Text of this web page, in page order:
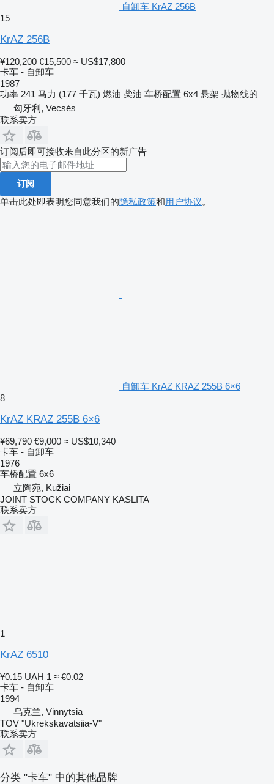
自卸车 KrAZ 256B
15
KrAZ 256B
¥120,200 €15,500 ≈ US$17,800
卡车 - 自卸车
1987
功率 241 马力 (177 千瓦) 燃油 柴油 车桥配置 6x4 悬架 抛物线的
匈牙利, Vecsés
联系卖方
订阅后即可接收来自此分区的新广告
订阅
单击此处即表明您同意我们的隐私政策和用户协议。
自卸车 KrAZ KRAZ 255B 6×6
8
KrAZ KRAZ 255B 6×6
¥69,790 €9,000 ≈ US$10,340
卡车 - 自卸车
1976
车桥配置 6x6
立陶宛, Kužiai
JOINT STOCK COMPANY KASLITA
联系卖方
1
KrAZ 6510
¥0.15 UAH 1 ≈ €0.02
卡车 - 自卸车
1994
乌克兰, Vinnytsia
TOV "Ukrekskavatsiia-V"
联系卖方
分类 "卡车" 中的其他品牌